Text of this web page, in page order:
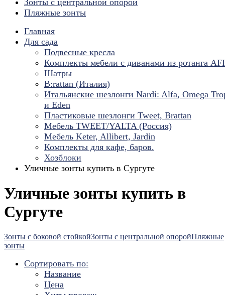
Зонты с центральной опорой
Пляжные зонты
Главная
Для сада
Подвесные кресла
Комплекты мебели с диванами из ротанга
Шатры
B:rattan (Италия)
Итальянские шезлонги Nardi: Alfa, Omega
и Eden
Пластиковые шезлонги Tweet, Brattan
Мебель TWEET/YALTA (Россия)
Мебель Keter, Allibert, Jardin
Комплекты для кафе, баров.
Хозблоки
Уличные зонты купить в Сургуте
Уличные зонты купить в
Сургуте
Зонты с боковой стойкойЗонты с центральной опоройПляжные
зонты
Сортировать по:
Название
Цена